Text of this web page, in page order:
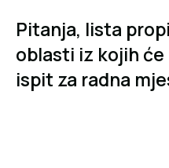
Pitanja, lista
oblasti iz kojih
ispit za radna